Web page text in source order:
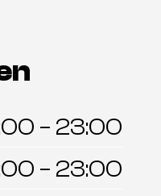
– 23:00
– 23:00